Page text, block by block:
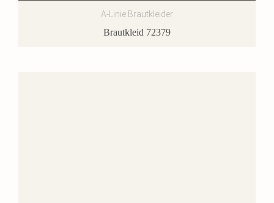
A-Linie Brautkleider
Brautkleid 72379